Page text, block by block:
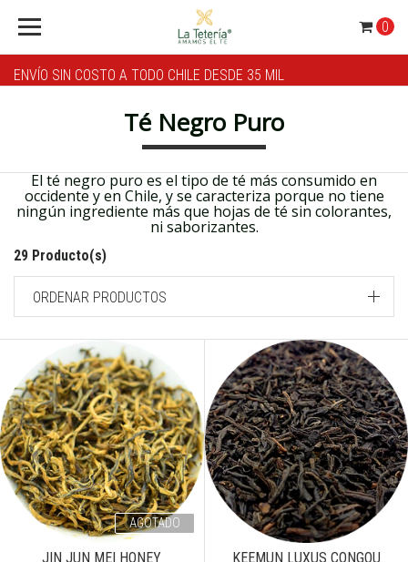
ENVÍO SIN COSTO A TODO CHILE DESDE 35 MIL
0
Té Negro Puro
El té negro puro es el tipo de té más consumido en
occidente y en Chile, y se caracteriza porque no tiene
ningún ingrediente más que hojas de té sin colorantes,
ni saborizantes.
29 Producto(s)
ORDENAR PRODUCTOS
AGOTADO
JIN JUN MEI HONEY
KEEMUN LUXUS CONGOU